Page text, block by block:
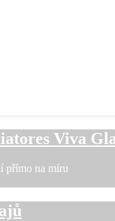
Viva
přímo na míru